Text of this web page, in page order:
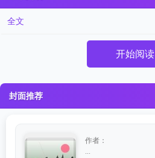
全文
开始阅读
封面推荐
作者：